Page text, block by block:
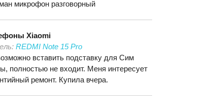
микрофон разговорный
Xiaomi
REDMI Note 15 Pro
вставить подставку для Сим
полностью не входит. Меня интересует
ремонт. Купила вчера.